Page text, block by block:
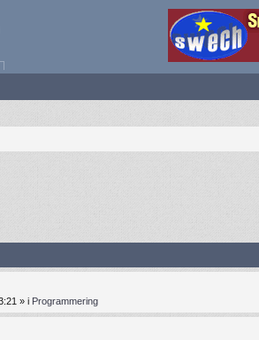
» i Programmering